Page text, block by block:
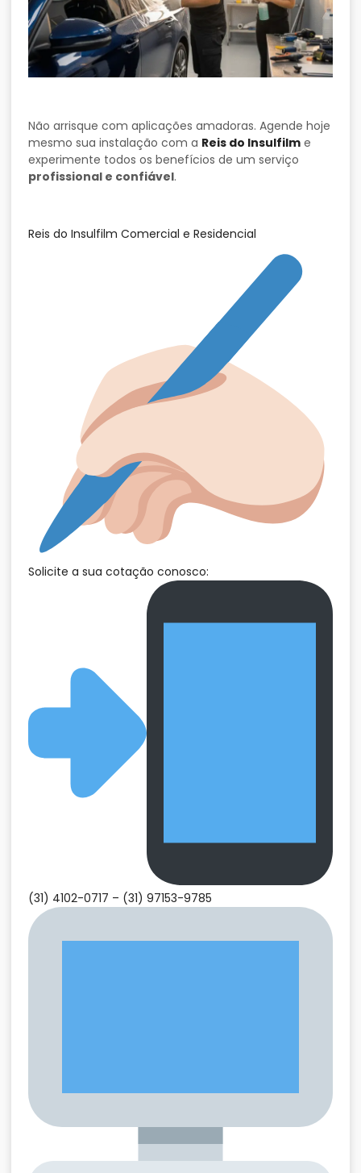
Não arrisque com aplicações amadoras. Agende hoje
mesmo sua instalação com a Reis do Insulfilm e
experimente todos os benefícios de um serviço
profissional e confiável.
Reis do Insulfilm Comercial e Residencial
Solicite a sua cotação conosco:
(31) 4102-0717 – (31) 97153-9785